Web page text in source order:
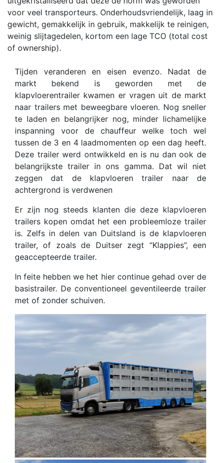
voor veel transporteurs. Onderhoudsvriendelijk, laag in
gewicht, gemakkelijk in gebruik, makkelijk te reinigen,
weinig slijtagedelen, kortom een lage TCO (total cost
of ownership).
Tijden veranderen en eisen evenzo. Nadat de
markt bekend is geworden met de
klapvloerentrailer kwamen er vragen uit de markt
naar trailers met beweegbare vloeren. Nog sneller
te laden en belangrijker nog, minder lichamelijke
inspanning voor de chauffeur welke toch wel
tussen de 3 en 4 laadmomenten op een dag heeft.
Deze trailer werd ontwikkeld en is nu dan ook de
belangrijkste trailer in ons gamma. Dat wil niet
zeggen dat de klapvloeren trailer naar de
achtergrond is verdwenen
Er zijn nog steeds klanten die deze klapvloeren
trailers kopen omdat het een probleemloze trailer
is. Zelfs in delen van Duitsland is de klapvloeren
trailer, of zoals de Duitser zegt “Klappies”, een
geaccepteerde trailer.
In feite hebben we het hier continue gehad over de
basistrailer. De conventioneel geventileerde trailer
met of zonder schuiven.